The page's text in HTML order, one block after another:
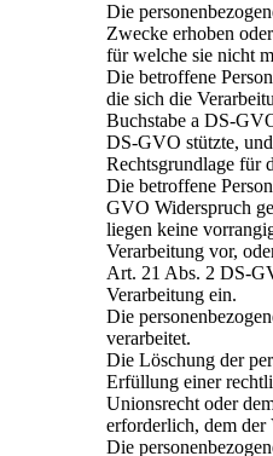
Die
Zwecke erhoben
für welche sie nicht
Die betroffene
die sich die
Buchstabe a DS-
DS-GVO stützte,
Rechtsgrundlage für
Die betroffene
GVO Widerspruch
liegen keine
Verarbeitung vor,
Art. 21 Abs. 2 DS-
Verarbeitung ein.
Die
verarbeitet.
Die Löschung der
Erfüllung einer
Unionsrecht oder
erforderlich, dem der
Die